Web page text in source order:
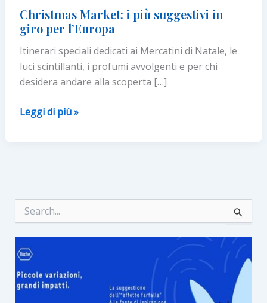
Christmas Market: i più suggestivi in
giro per l’Europa
Itinerari speciali dedicati ai Mercatini di Natale, le
luci scintillanti, i profumi avvolgenti e per chi
desidera andare alla scoperta […]
Christmas
giro
per
l’Europa
Leggi di più »
c
a